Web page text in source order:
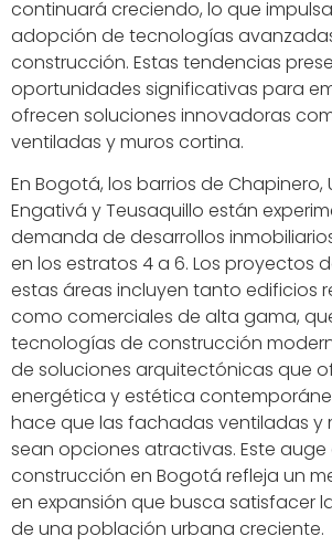
continuará creciendo, lo que
adopción de tecnologías
construcción. Estas tendencias
oportunidades significativas para
ofrecen soluciones innovadoras
ventiladas y muros cortina.
En Bogotá, los barrios de Chapinero,
Engativá y Teusaquillo están
demanda de desarrollos
en los estratos 4 a 6. Los proyectos
estas áreas incluyen tanto edificios
como comerciales de alta gama,
tecnologías de construcción
de soluciones arquitectónicas que
energética y estética
hace que las fachadas ventiladas y
sean opciones atractivas. Este auge
construcción en Bogotá refleja un
en expansión que busca satisfacer
de una población urbana creciente.